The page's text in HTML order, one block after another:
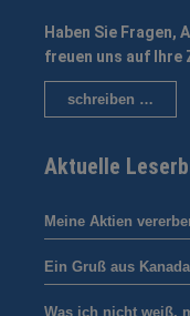
Haben Sie Fragen,
freuen uns auf Ihre
schreiben …
Aktuelle
Meine Aktien
Ein Gruß aus
Was ich nicht weiß,